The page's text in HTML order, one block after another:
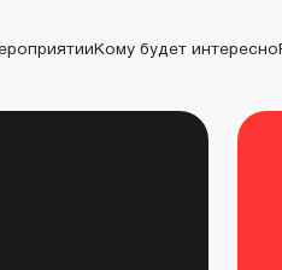
Кому будет интересно
Кому будет интересно